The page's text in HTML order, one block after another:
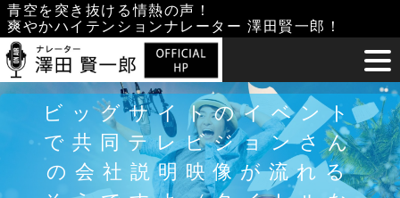
Skip
to
content
青空を突き抜ける情熱の声！
爽やかハイテンションナレーター 澤田賢一郎！
ビッグサイトのイベント
で共同テレビジョンさん
の会社説明映像が流れる